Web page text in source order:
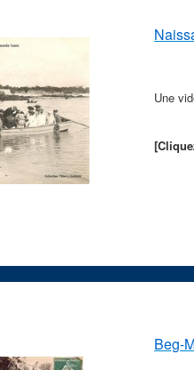
Une
Beg-